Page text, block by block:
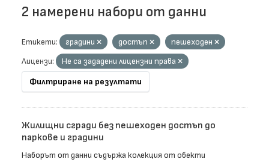
2 намерени набори от данни
Етикети: градини достъп
пешеходен
Лицензи:
Не са зададени лицензни права
Филтриране на резултати
Жилищни сгради без пешеходен достъп до
паркове и градини
Наборът от данни съдържа колекция от обекти